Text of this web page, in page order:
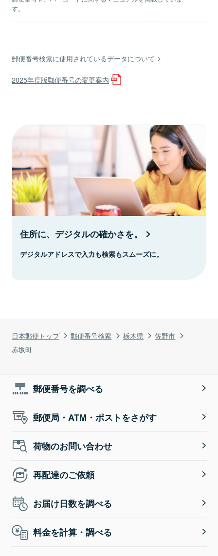
日本郵便トップ 郵便番号検索 栃木県
佐野市
赤坂町
す。
郵便番号検索に使用されているデータについて
2025年度版郵便番号の変更案内
住所に、デジタルの確かさを。
デジタルアドレスで入力も検索もスムーズに。
郵便番号を調べる
郵便局・ATM・ポストをさがす
荷物のお問い合わせ
再配達のご依頼
お届け日数を調べる
料金を計算・調べる